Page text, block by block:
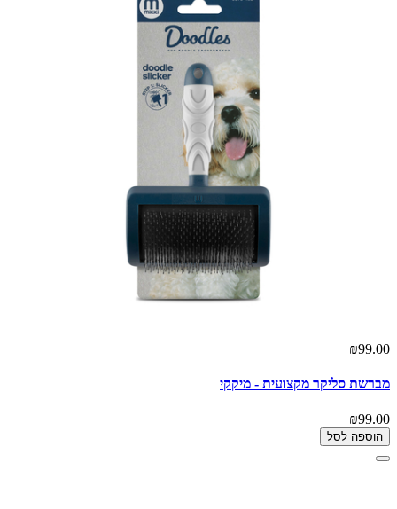
₪99.00
מברשת סליקר מקצועית - מיקקי
₪99.00
הוספה לסל